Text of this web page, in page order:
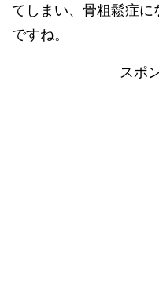
てしまい、骨粗鬆症
ですね。
スポ